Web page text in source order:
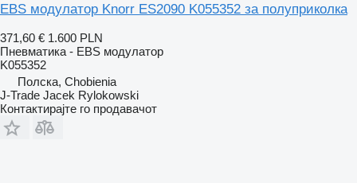
EBS модулатор Knorr ES2090 K055352 за полуприколка
371,60 € 1.600 PLN
Пневматика - EBS модулатор
K055352
Полска, Chobienia
J-Trade Jacek Rylokowski
Контактирајте го продавачот